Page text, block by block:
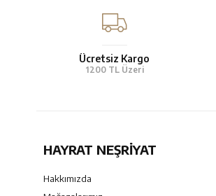
Ücretsiz Kargo
1200 TL Üzeri
HAYRAT NEŞRIYAT
Hakkımızda